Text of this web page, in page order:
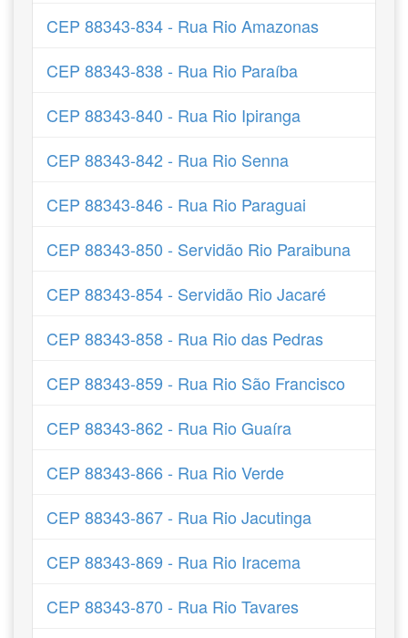
CEP 88343-834 - Rua Rio Amazonas
CEP 88343-838 - Rua Rio Paraíba
CEP 88343-840 - Rua Rio Ipiranga
CEP 88343-842 - Rua Rio Senna
CEP 88343-846 - Rua Rio Paraguai
CEP 88343-850 - Servidão Rio Paraibuna
CEP 88343-854 - Servidão Rio Jacaré
CEP 88343-858 - Rua Rio das Pedras
CEP 88343-859 - Rua Rio São Francisco
CEP 88343-862 - Rua Rio Guaíra
CEP 88343-866 - Rua Rio Verde
CEP 88343-867 - Rua Rio Jacutinga
CEP 88343-869 - Rua Rio Iracema
CEP 88343-870 - Rua Rio Tavares